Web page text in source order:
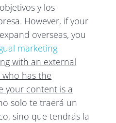
y los
However, if your
overseas, you
marketing
with an external
has the
your content is a
solo te traerá un
sino que tendrás la